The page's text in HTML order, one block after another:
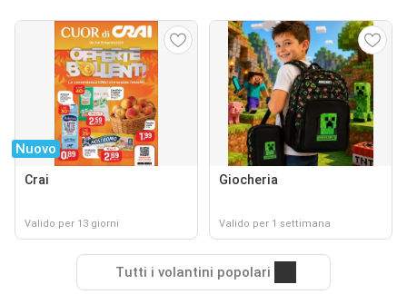
Nuovo
Crai
Valido per 13 giorni
Giocheria
Valido per 1 settimana
Tutti i volantini popolari